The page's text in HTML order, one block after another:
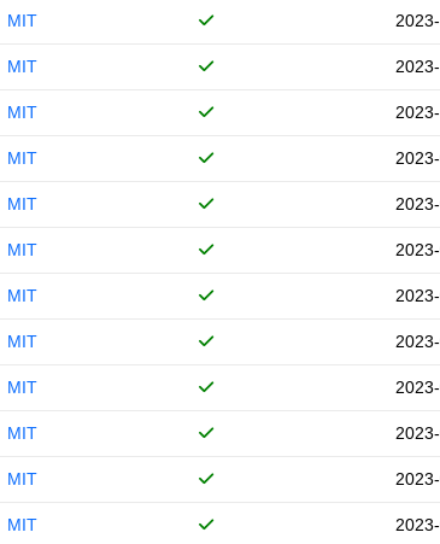
MIT
MIT
MIT
MIT
MIT
MIT
MIT
MIT
MIT
MIT
MIT
MIT